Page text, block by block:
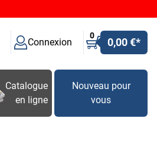
Connexion
0
0,00 €*
Catalogue
en ligne
Nouveau pour
vous